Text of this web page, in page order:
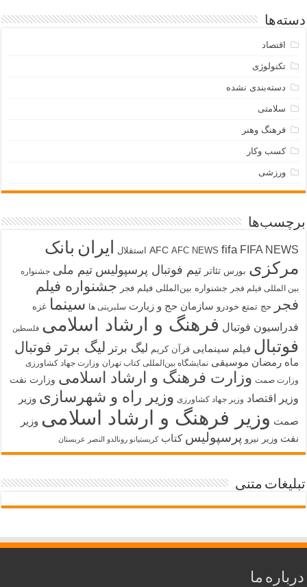
دسته‌ها
اقتصاد
تکنولوژی
دسته‌بندی نشده
سلامتی
فرهنگ وهنر
کسب وکار
ورزشی
برچسب‌ها
AFC AFC NEWS fifa FIFA NEWS استقلال ایران بانک
مرکزی بورس تئاتر تیم فوتبال پرسپولیس تیم ملی جشنواره
بین المللی فیلم فجر
جشنواره بین‌المللی فیلم فجر جشنواره فیلم
فجر
حج تمتع خودرو سازمان حج و زیارت سلبریتی ها سینما غزه
فدراسیون فوتبال فرهنگ و ارشاد اسلامی فلسطین
فوتبال فیلم سینمایی قرآن کریم لیگ برتر لیگ برتر فوتبال
ماه رمضان موسیقی نمایشگاه بین‌المللی کتاب تهران وزارت جهاد کشاورزی
وزارت صمت وزارت فرهنگ و ارشاد اسلامی وزارت نفت
وزیر اقتصاد وزیر جهاد کشاورزی وزیر راه و شهرسازی وزیر
صمت وزیر فرهنگ و ارشاد اسلامی وزیر
نفت وزیر نیرو پرسپولیس کتاب کریستیانو رونالدو النصر عربستان
تبلیغات متنی
درباره ما